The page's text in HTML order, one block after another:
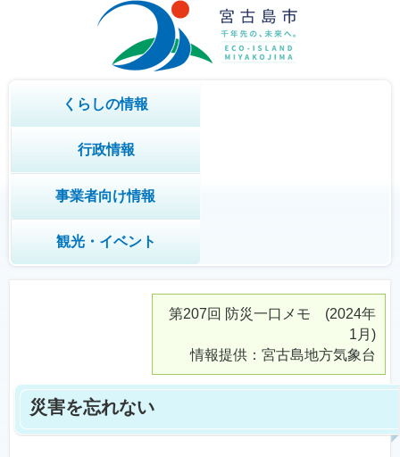
くらしの情報
行政情報
事業者向け情報
観光・イベント
第207回 防災一口メモ (2024年
1月)
情報提供：宮古島地方気象台
災害を忘れない